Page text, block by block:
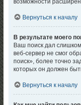
возможности
Вернуться к началу
В результате моего
Ваш поиск дал
веб-сервер не смог
поиск», более точно
которых он должен
Вернуться к началу